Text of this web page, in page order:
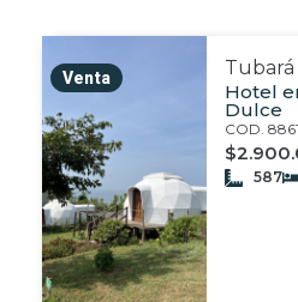
Venta
Tubará
Hotel
Dulce
COD.
587